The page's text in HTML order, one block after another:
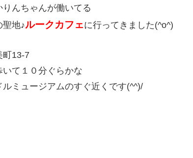
りんちゃんが働いてる
聖地♪ルークカフェに行ってきました(^o^)
町13-7
て１０分ぐらかな
ルミュージアムのすぐ近くです(^^)/